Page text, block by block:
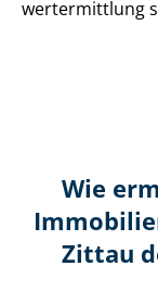
wert­ermitt­lung
Wie
Zittau